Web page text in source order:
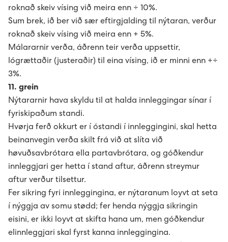
roknað skeiv vísing við meira enn ÷ 10%.
Sum brek, ið ber við sær eftirgjalding til nýtaran, verður
roknað skeiv vísing við meira enn + 5%.
Málararnir verða, áðrenn teir verða uppsettir,
lógrættaðir (justeraðir) til eina vísing, ið er minni enn +÷
3%.
11. grein
Nýtararnir hava skyldu til at halda innleggingar sínar í
fyriskipaðum standi.
Hvørja ferð okkurt er í óstandi í innleggingini, skal hetta
beinanvegin verða skilt frá við at slíta við
høvuðsavbrótara ella partavbrótara, og góðkendur
innleggjari ger hetta í stand aftur, áðrenn streymur
aftur verður tilsettur.
Fer sikring fyri innleggingina, er nýtaranum loyvt at seta
í nýggja av somu stødd; fer henda nýggja sikringin
eisini, er ikki loyvt at skifta hana um, men góðkendur
elinnleggjari skal fyrst kanna innleggingina.